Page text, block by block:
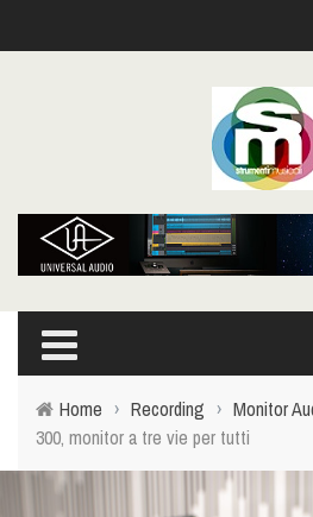
Home › Recording › Monitor
300, monitor a tre vie per tutti